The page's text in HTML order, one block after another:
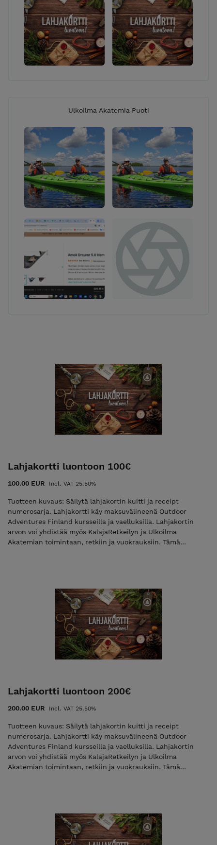
Ulkoilma Akatemia Puoti
Lahjakortti luontoon 100€
100.00 EUR Incl. VAT 25.50%
Tuotteen kuvaus: Säilytä lahjakortin kuitti ja receipt
numerosarja. Lahjakortti käy maksuvälineenä Outdoor
Adventures Finland kursseilla ja vaelluksilla. Lahjakortin
arvon voi yhdistää myös KalajaRetkeilyn ja Ulkoilma
Akatemian toimintaan, retkiin ja vuokrauksiin. Tämä
esim. näin: ostat kaksi yön yli kurssia (2x159,00=318,00) ja
maksaa 159,00 euron arvoisella lahjakortilla, jonka jälkeen
ostoskorin arvoksi jää 159,00 euroa. Mikäli käytät lahjakortin
lisäksi liikuntaetuja (esim. ePassi tai Smartum), niin olethan
ensin yhteydessä asiakaspalveluumme info@kalajaretkeily.fi.
Lahjakorttia ei voi palauttaa tai vaihtaa rahaksi. Lahjakortin
saa antaa eteenpäin tai myydä. Lahjakortissa on 25.5 %
Lahjakortti luontoon 200€
200.00 EUR Incl. VAT 25.50%
Tuotteen kuvaus: Säilytä lahjakortin kuitti ja receipt
numerosarja. Lahjakortti käy maksuvälineenä Outdoor
Adventures Finland kursseilla ja vaelluksilla. Lahjakortin
arvon voi yhdistää myös KalajaRetkeilyn ja Ulkoilma
Akatemian toimintaan, retkiin ja vuokrauksiin. Tämä
näin. Esimerkki 1: ostat kaksi yön yli kurssia
(2x159,00=318,00) ja maksaa 200 euron arvoisella
lahjakortilla, jonka jälkeen ostoskorin arvoksi jää 118,00